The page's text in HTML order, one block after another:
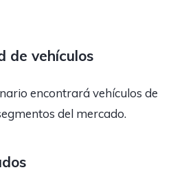
de vehículos
encontrará vehículos de
del mercado.